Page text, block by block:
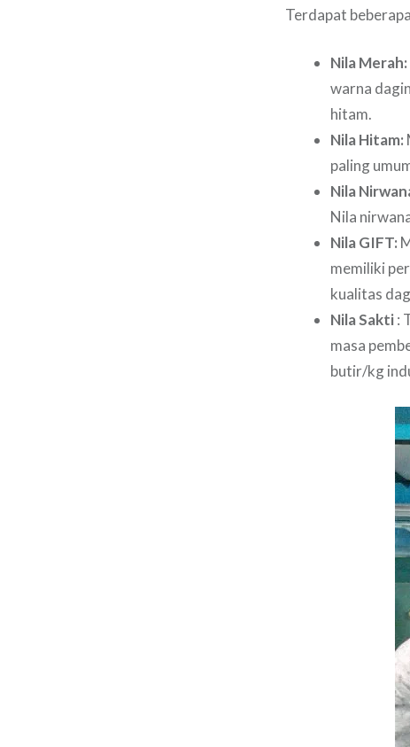
Terdapat
Nila Merah:
warna
hitam.
Nila Hitam:
paling
Nila
Nila
Nila GIFT:
memiliki
kualitas
Nila Sakti:
masa
butir/kg